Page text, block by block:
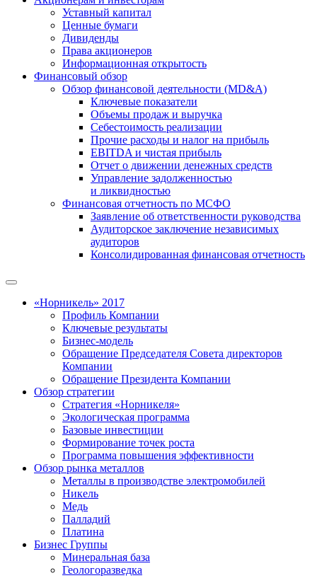
Уставный капитал
Ценные бумаги
Дивиденды
Права акционеров
Информационная открытость
Финансовый обзор
Обзор финансовой деятельности (MD&A)
Ключевые показатели
Объемы продаж и выручка
Себестоимость реализации
Прочие расходы и налог на прибыль
EBITDA и чистая прибыль
Отчет о движении денежных средств
Управление задолженностью
и ликвидностью
Финансовая отчетность по МСФО
Заявление об ответственности руководства
Аудиторское заключение независимых
аудиторов
Консолидированная финансовая отчетность
«Норникель» 2017
Профиль Компании
Ключевые результаты
Бизнес-модель
Обращение Председателя Совета директоров
Компании
Обращение Президента Компании
Обзор стратегии
Стратегия «Норникеля»
Экологическая программа
Базовые инвестиции
Формирование точек роста
Программа повышения эффективности
Обзор рынка металлов
Металлы в производстве электромобилей
Никель
Медь
Палладий
Платина
Бизнес Группы
Минеральная база
Геологоразведка